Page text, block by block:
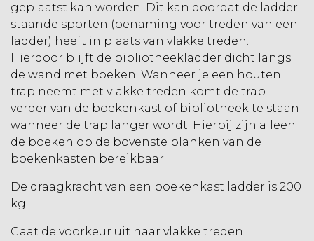
geplaatst kan worden. Dit kan doordat de ladder
staande sporten (benaming voor treden van een
ladder) heeft in plaats van vlakke treden.
Hierdoor blijft de bibliotheekladder dicht langs
de wand met boeken. Wanneer je een houten
trap neemt met vlakke treden komt de trap
verder van de boekenkast of bibliotheek te staan
wanneer de trap langer wordt. Hierbij zijn alleen
de boeken op de bovenste planken van de
boekenkasten bereikbaar.
De draagkracht van een boekenkast ladder is 200
kg.
Gaat de voorkeur uit naar vlakke treden